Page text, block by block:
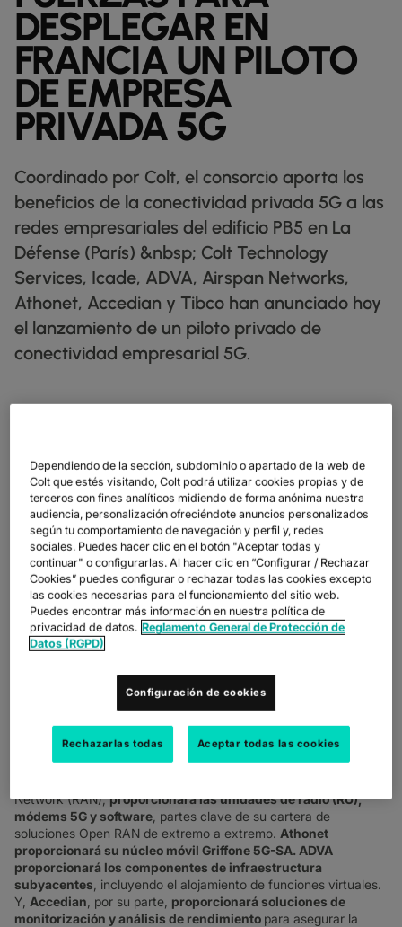
DESCUBRIR
map MAPA DE RED
Docs FICHAS TÉCNICAS
handshake NUESTROS PARTNERS
WHOLESALE Y HYPERSCALERS
NUESTROS CLIENTES DIGITALES
shoppingmode MINORISTA
monitor MERCADOS DE CAPITALES
3p COMERCIO MAYORISTA
factory FABRICACIÓN
pill FARMACÉUTICO
shoppingmode MINORISTA
castle DEFENSA
IP TRÁNSITO
ETHERNET
DEDICATED CLOUD ACCESS
NETWORK AS A SERVICE
VPN IP
SOLUCIONES CPE
SD-WAN + SASE
TODOS LOS SERVICIOS DE RED
docs FICHAS TÉCNICAS
podcasts BOLETINES INFORMATIVOS
network_check ESTADO DE LA RED
DESPLEGAR EN
FRANCIA UN PILOTO
DE EMPRESA
PRIVADA 5G
Coordinado por Colt, el consorcio aporta los
beneficios de la conectividad privada 5G a las
redes empresariales del edificio PB5 en La
Défense (París) &nbsp; Colt Technology
Services, Icade, ADVA, Airspan Networks,
Athonet, Accedian y Tibco han anunciado hoy
el lanzamiento de un piloto privado de
conectividad empresarial 5G.
ADVA, Airspan Networks, Athonet, Accedian y Tibco han
anunciado hoy el lanzamiento de un piloto privado de
conectividad empresarial 5G.
El proyecto es uno de los primeros en probar el 5G privado de
extremo a extremo en el sector inmobiliario utilizando
arquitectura desagregada.El consorcio proporcionará redes
privadas 5G al edificio PB5 en La Défense,permitiendo la
exploración de diversos casos de uso para un entorno de
trabajo conjunto gestionado por imagin'Office.Este ecosistema
permitirá examinar el uso del 5G, incluyendo la creación de
Coordinado por Colt,el piloto representa un paso importante
para la conectividad en la empresa, así como para la
comprensión de los beneficios 5G en los negocios verticales
Network (RAN),proporcionará las unidades de radio (RU),
módems 5G y software , partes clave de su cartera de
soluciones Open RAN de extremo a extremo. Athonet
proporcionará su núcleo móvil Griffone 5G-SA. ADVA
proporcionará los componentes de infraestructura
subyacentes , incluyendo el alojamiento de funciones virtuales.
Y, Accedian , por su parte, proporcionará soluciones de
monitorización y análisis de rendimiento para asegurar la
Dependiendo de la sección, subdominio o apartado de la web de
Colt que estés visitando, Colt podrá utilizar cookies propias y de
terceros con fines analíticos midiendo de forma anónima nuestra
audiencia, personalización ofreciéndote anuncios personalizados
según tu comportamiento de navegación y perfil y, redes
sociales. Puedes hacer clic en el botón "Aceptar todas y
continuar" o configurarlas. Al hacer clic en “Configurar / Rechazar
Cookies” puedes configurar o rechazar todas las cookies excepto
las cookies necesarias para el funcionamiento del sitio web.
Puedes encontrar más información en nuestra política de
privacidad de datos. Reglamento General de Protección de
Datos (RGPD)
Configuración de cookies
Rechazarlas todas Aceptar todas las cookies